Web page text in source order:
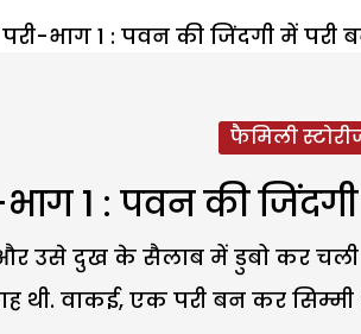
परी-भाग 1 : पवन की जिंदगी में
फैमिली
भाग 1 : पवन की
उसे दुख के सैलाब में डुबो कर चली
थी. वाकई, एक परी बन कर